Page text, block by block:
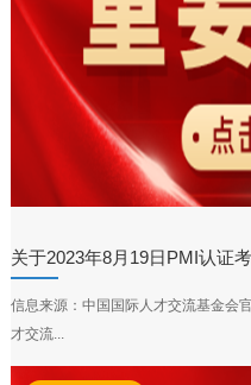
关于2023年8月19日PMI认证
信息来源：中国国际人才交流基金会
才交流...